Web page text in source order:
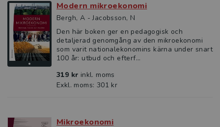
Modern mikroekonomi
Bergh, A - Jacobsson, N
Den här boken ger en pedagogisk och
detaljerad genomgång av den mikroekonomi
som varit nationalekonomins kärna under snart
100 år: utbud och efterf...
319 kr inkl. moms
Exkl. moms: 301 kr
Mikroekonomi